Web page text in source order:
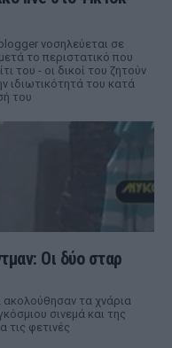
νοσηλεύεται σε
το περιστατικό που
του - οι δικοί του ζητούν
ιδιωτικότητά του κατά
του
Οι δύο σταρ
ακολούθησαν τα χνάρια
σινεμά και της
τις φετινές